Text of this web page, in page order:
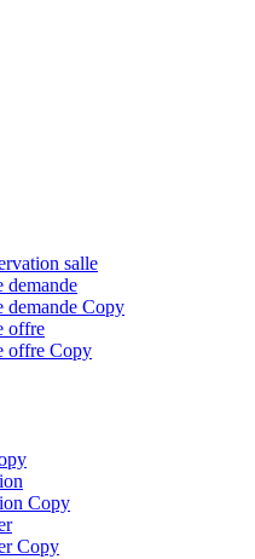
salle
demande
demande Copy
offre
offre Copy
Copy
Copy